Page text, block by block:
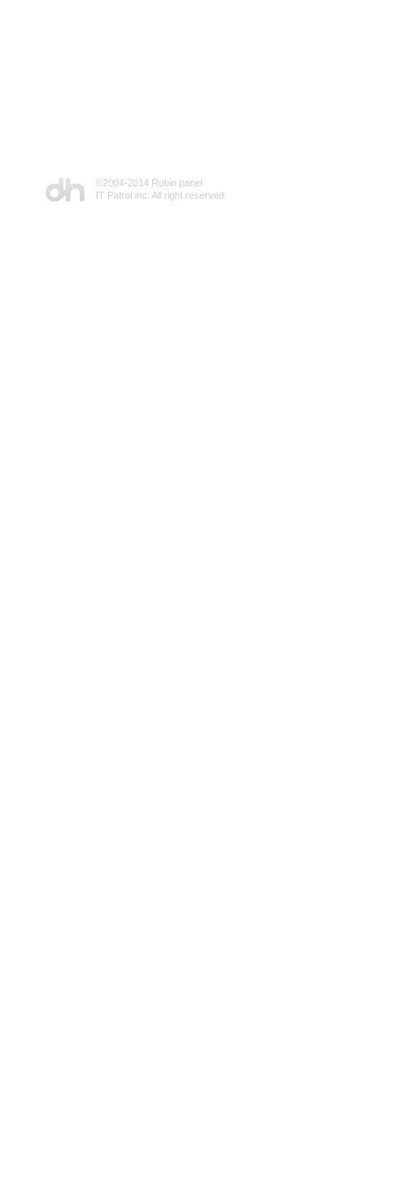
©2004-2014 Robin panel
IT Patrol inc. All right reserved.